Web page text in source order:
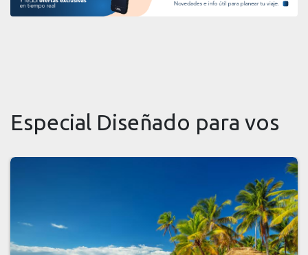
Especial Diseñado para vos